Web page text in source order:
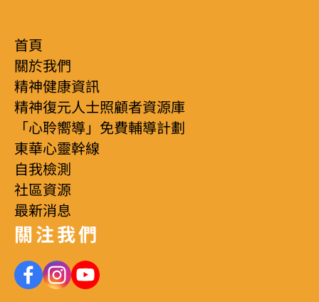
首頁
關於我們
精神健康資訊
精神復元人士照顧者資源庫
「心聆嚮導」免費輔導計劃
東華心靈幹線
自我檢測
社區資源
最新消息
關注我們